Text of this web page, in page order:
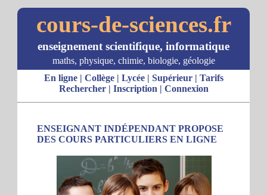
cours-de-sciences.fr
enseignement scientifique, informatique
maths, physique, chimie, biologie, géologie
En ligne| Collège| Lycée| Supérieur| Tarifs
Rechercher| Inscription | Connexion
ENSEIGNANT INDÉPENDANT PROPOSE
DES COURS PARTICULIERS EN LIGNE